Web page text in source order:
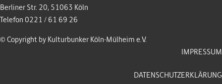
Berliner Str. 20, 51063 Köln
Telefon 0221 / 61 69 26
© Copyright by Kulturbunker Köln-Mülheim e.V.
IMPRESSUM
DATENSCHUTZERKLÄRUNG